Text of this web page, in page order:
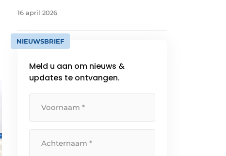
16 april 2026
NIEUWSBRIEF
Meld u aan om nieuws &
updates te ontvangen.